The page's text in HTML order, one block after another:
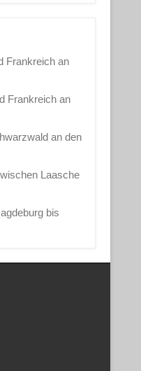
Frankreich an
Frankreich an
an den
Laasche
bis